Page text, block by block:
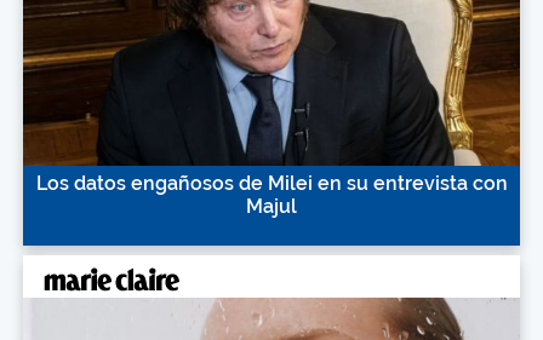
Los datos engañosos de Milei en su entrevista con
Majul